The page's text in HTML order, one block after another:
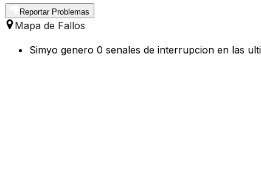
Reportar Problemas
Mapa de Fallos
Simyo genero 0 senales de interrupcion en las